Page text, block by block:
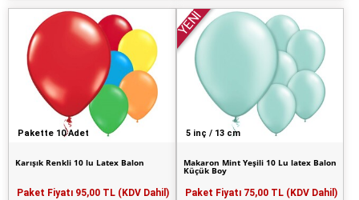
Pakette 10 Adet
Karışık Renkli 10 lu Latex Balon
Paket Fiyatı 95,00 TL (KDV Dahil)
5 inç / 13 cm
YENİ
Makaron Mint Yeşili 10 Lu latex Balon
Küçük Boy
Paket Fiyatı 75,00 TL (KDV Dahil)